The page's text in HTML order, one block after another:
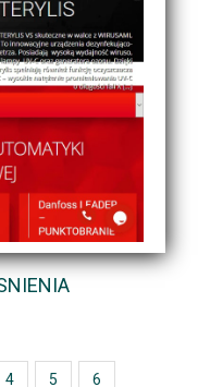
4 5 6